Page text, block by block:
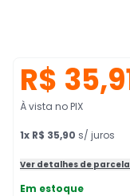
R$
À vista no PIX
1x R$ 35,90 s/ juros
Ver detalhes de
Em estoque